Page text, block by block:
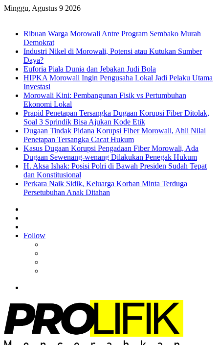
Minggu, Agustus 9 2026
Ribuan Warga Morowali Antre Program Sembako Murah
Demokrat
Industri Nikel di Morowali, Potensi atau Kutukan Sumber
Daya?
Euforia Piala Dunia dan Jebakan Judi Bola
HIPKA Morowali Ingin Pengusaha Lokal Jadi Pelaku Utama
Investasi
Morowali Kini: Pembangunan Fisik vs Pertumbuhan
Ekonomi Lokal
Prapid Penetapan Tersangka Dugaan Korupsi Fiber Ditolak,
Soal 3 Sprindik Bisa Ajukan Kode Etik
Dugaan Tindak Pidana Korupsi Fiber Morowali, Ahli Nilai
Penetapan Tersangka Cacat Hukum
Kasus Dugaan Korupsi Pengadaan Fiber Morowali, Ada
Dugaan Sewenang-wenang Dilakukan Penegak Hukum
H. Aksa Ishak: Posisi Polri di Bawah Presiden Sudah Tepat
dan Konstitusional
Perkara Naik Sidik, Keluarga Korban Minta Terduga
Persetubuhan Anak Ditahan
In
Follow